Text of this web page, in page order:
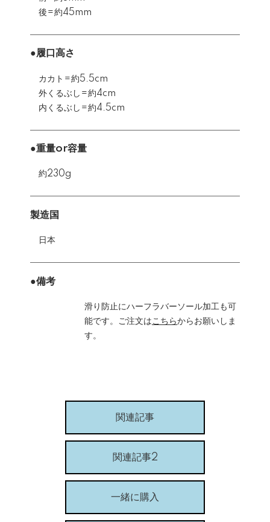
後=約45mm
●履口高さ
カカト=約5.5cm
外くるぶし=約4cm
内くるぶし=約4.5cm
●重量or容量
約230g
製造国
日本
●備考
滑り防止にハーフラバーソール加工も可
能です。ご注文はこちらからお願いしま
す。
関連記事
関連記事2
一緒に購入